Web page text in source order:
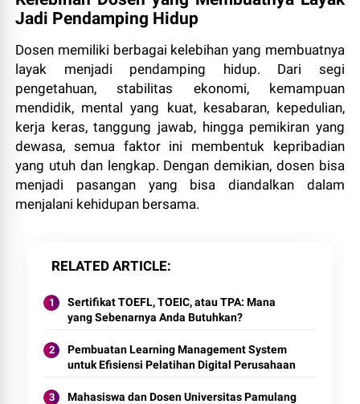
Jadi Pendamping Hidup
Dosen memiliki berbagai kelebihan yang membuatnya
layak menjadi pendamping hidup. Dari segi
pengetahuan, stabilitas ekonomi, kemampuan
mendidik, mental yang kuat, kesabaran, kepedulian,
kerja keras, tanggung jawab, hingga pemikiran yang
dewasa, semua faktor ini membentuk kepribadian
yang utuh dan lengkap. Dengan demikian, dosen bisa
menjadi pasangan yang bisa diandalkan dalam
menjalani kehidupan bersama.
RELATED ARTICLE
Sertifikat TOEFL, TOEIC, atau TPA: Mana
yang Sebenarnya Anda Butuhkan?
Pembuatan Learning Management System
untuk Efisiensi Pelatihan Digital Perusahaan
Mahasiswa dan Dosen Universitas Pamulang